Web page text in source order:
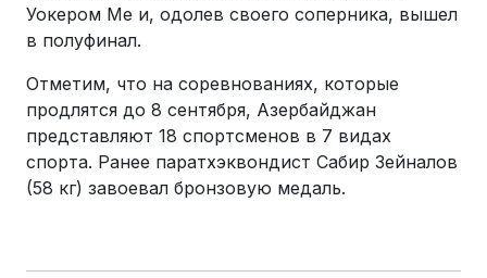
Уокером Ме и, одолев своего соперника, вышел
в полуфинал.
Отметим, что на соревнованиях, которые
продлятся до 8 сентября, Азербайджан
представляют 18 спортсменов в 7 видах
спорта. Ранее паратхэквондист Сабир Зейналов
(58 кг) завоевал бронзовую медаль.